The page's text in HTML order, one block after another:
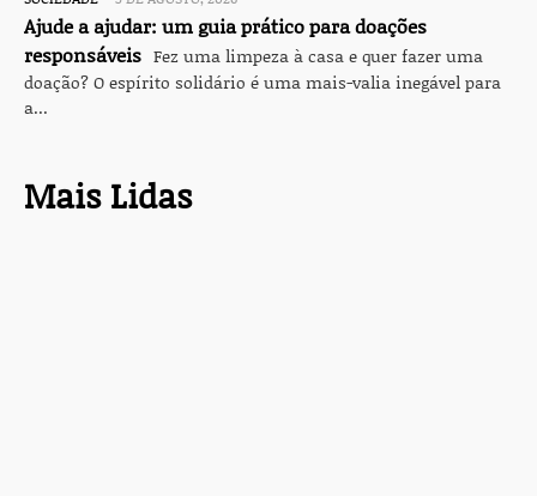
Ajude a ajudar: um guia prático para doações
responsáveis Fez uma limpeza à casa e quer fazer uma
doação? O espírito solidário é uma mais-valia inegável para
a...
Mais Lidas